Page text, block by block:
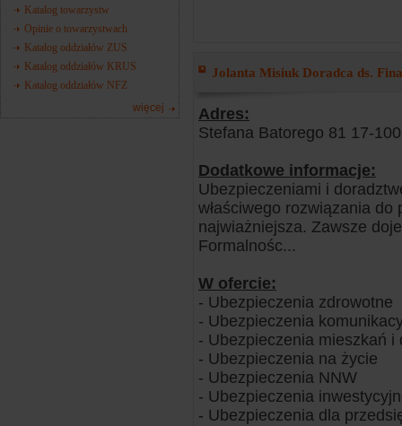
Katalog towarzystw
Opinie o towarzystwach
Katalog oddziałów ZUS
Katalog oddziałów KRUS
Katalog oddziałów NFZ
więcej
Jolanta Misiuk Doradca ds.
Adres:
Stefana Batorego 81 17-
Dodatkowe informacje:
Ubezpieczeniami i
właściwego rozwiązania
najwiażniejsza. Zawsze
Formalnośc...
W ofercie:
- Ubezpieczenia zdrowotne
- Ubezpieczenia
- Ubezpieczenia mieszkań i
- Ubezpieczenia na życie
- Ubezpieczenia NNW
- Ubezpieczenia
- Ubezpieczenia dla